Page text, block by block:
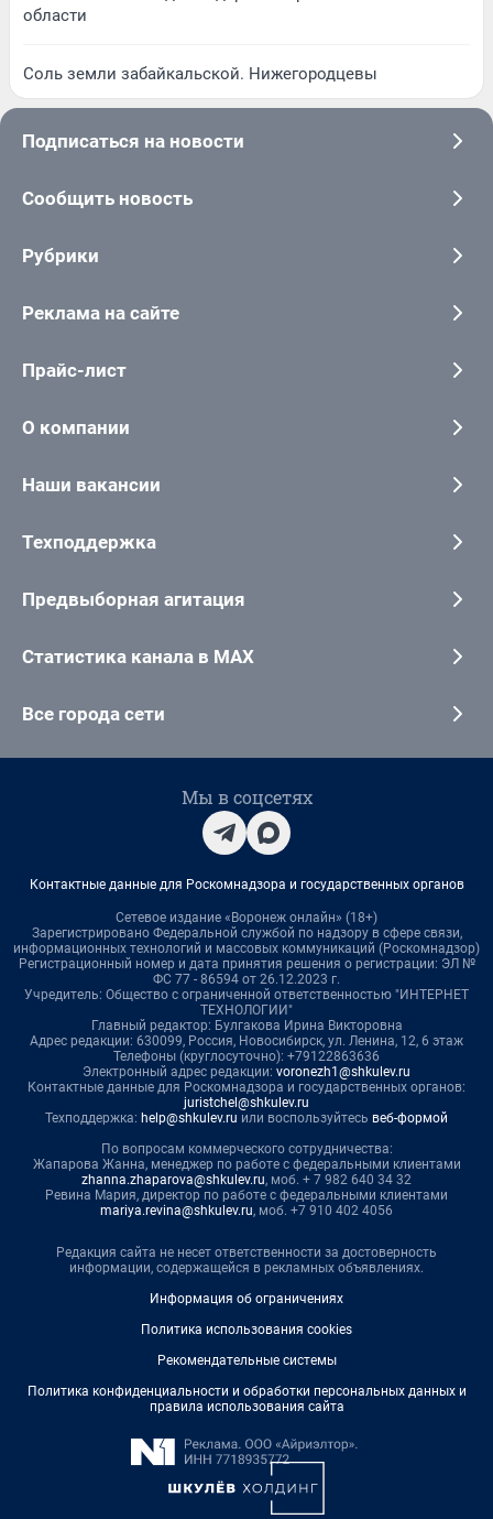
области
Соль земли забайкальской. Нижегородцевы
Подписаться на новости
Сообщить новость
Рубрики
Реклама на сайте
Прайс-лист
О компании
Наши вакансии
Техподдержка
Предвыборная агитация
Статистика канала в MAX
Все города сети
Мы в соцсетях
Контактные данные для Роскомнадзора и государственных органов
Сетевое издание «Воронеж онлайн» (18+)
Зарегистрировано Федеральной службой по надзору в сфере связи,
информационных технологий и массовых коммуникаций (Роскомнадзор)
Регистрационный номер и дата принятия решения о регистрации: ЭЛ №
ФС 77 - 86594 от 26.12.2023 г.
Учредитель: Общество с ограниченной ответственностью "ИНТЕРНЕТ
ТЕХНОЛОГИИ"
Главный редактор: Булгакова Ирина Викторовна
Адрес редакции: 630099, Россия, Новосибирск, ул. Ленина, 12, 6 этаж
Телефоны (круглосуточно): +79122863636
Электронный адрес редакции: voronezh1@shkulev.ru
Контактные данные для Роскомнадзора и государственных органов:
juristchel@shkulev.ru
Техподдержка: help@shkulev.ru или воспользуйтесь веб-формой
По вопросам коммерческого сотрудничества:
Жапарова Жанна, менеджер по работе с федеральными клиентами
zhanna.zhaparova@shkulev.ru, моб. + 7 982 640 34 32
Ревина Мария, директор по работе с федеральными клиентами
mariya.revina@shkulev.ru, моб. +7 910 402 4056
Редакция сайта не несет ответственности за достоверность
информации, содержащейся в рекламных объявлениях.
Информация об ограничениях
Политика использования cookies
Рекомендательные системы
Политика конфиденциальности и обработки персональных данных и
правила использования сайта